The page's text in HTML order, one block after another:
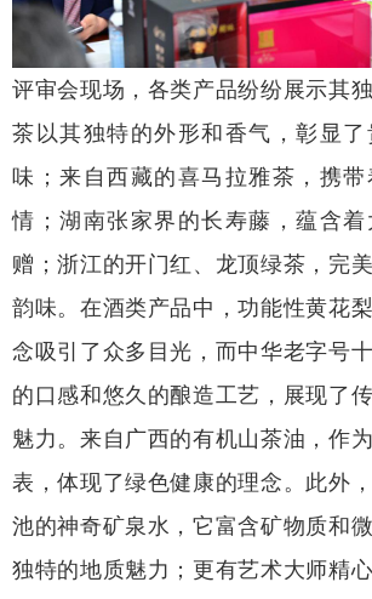
评审会现场，各类产品纷纷展示其
茶以其独特的外形和香气，彰显
味；来自西藏的喜马拉雅茶，携
情；湖南张家界的长寿藤，蕴含
赠；浙江的开门红、龙顶绿茶，完
韵味。在酒类产品中，功能性黄花
念吸引了众多目光，而中华老字号
的口感和悠久的酿造工艺，展现了
魅力。来自广西的有机山茶油，作
表，体现了绿色健康的理念。此外
池的神奇矿泉水，它富含矿物质和
独特的地质魅力；更有艺术大师精